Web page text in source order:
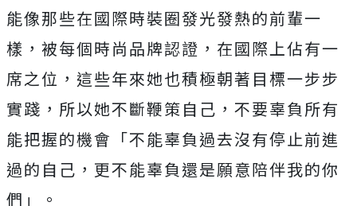
能像那些在國際時裝圈發光發熱的前輩一
樣，被每個時尚品牌認證，在國際上佔有一
席之位，這些年來她也積極朝著目標一步步
實踐，所以她不斷鞭策自己，不要辜負所有
能把握的機會「不能辜負過去沒有停止前進
過的自己，更不能辜負還是願意陪伴我的你
們」。